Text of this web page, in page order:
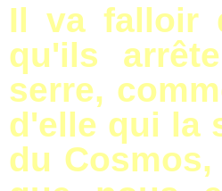
Il va falloir
qu'ils
serre,
d'elle qui la
du